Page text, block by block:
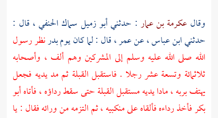
وقال عكرمة بن عمار : حدثنيأبو زميل سماك الحنفي ، قال :
حدثنيابن عباس ،عنعمر ،قال : لما كان يومبدرنظر رسول
الله صلى الله عليه وسلم إلى المشركين وهم ألف ، وأصحابه
ثلاثمائة وتسعة عشر رجلا . فاستقبل القبلة ثم مد يديه فجعل
يهتف بربه ، مادا يديه مستقبل القبلة حتى سقط رداؤه ، فأتاهأبو
بكرفأخذ رداءه فألقاه على منكبيه ، ثم التزمه من ورائه فقال : يا